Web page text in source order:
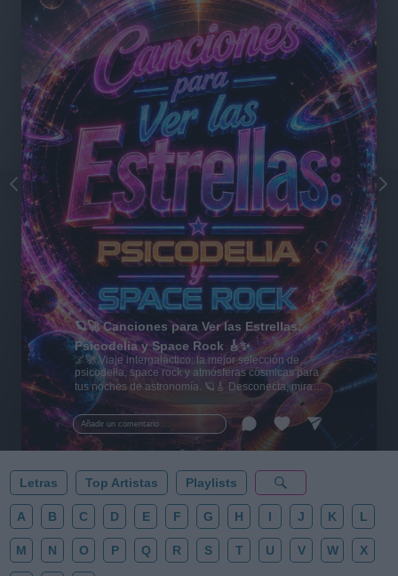
Añadir un comentario ...
🪐🚀 Canciones para Ver las Estrellas:
Psicodelia y Space Rock 🎸✨
🌌🚀 Viaje intergaláctico: la mejor selección de
psicodelia, space rock y atmósferas cósmicas para
tus noches de astronomía. 🪐🎸 Desconecta, mira
al firmamento y siente la gravedad cero. 💾 ¡Guarda
esta colección para tu próxima noche estrellada!
✨⭐
Letras Top Artistas Playlists
A B C D E F G H I J K L
M N O P Q R S T U V W X